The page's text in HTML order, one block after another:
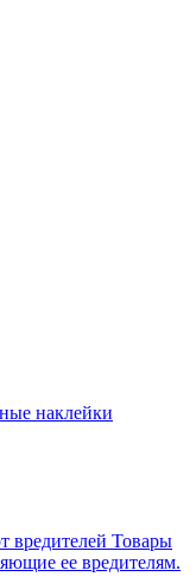
наклейки
вредителей Товары
ее вредителям.